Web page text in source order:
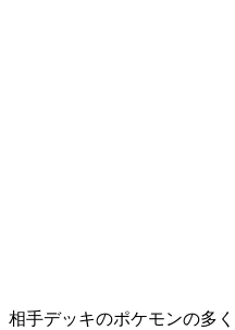
相手デッキのポケモンの多